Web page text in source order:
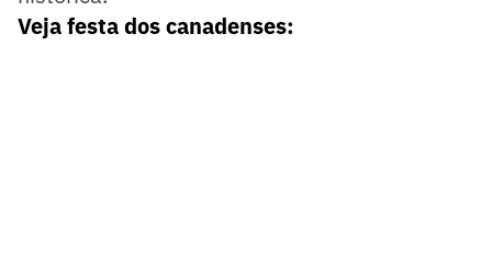
Veja festa dos canadenses: